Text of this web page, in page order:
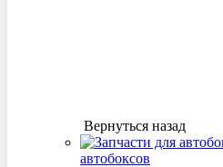
Вернуться назад
автобоксов